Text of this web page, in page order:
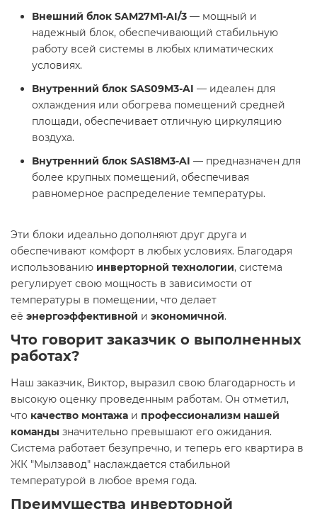
Внешний блок SAM27M1-AI/3 — мощный и
надежный блок, обеспечивающий стабильную
работу всей системы в любых климатических
условиях.
Внутренний блок SAS09M3-AI — идеален для
охлаждения или обогрева помещений средней
площади, обеспечивает отличную циркуляцию
воздуха.
Внутренний блок SAS18M3-AI — предназначен для
более крупных помещений, обеспечивая
равномерное распределение температуры.
Эти блоки идеально дополняют друг друга и
обеспечивают комфорт в любых условиях. Благодаря
использованию инверторной технологии, система
регулирует свою мощность в зависимости от
температуры в помещении, что делает
её энергоэффективной и экономичной.
Что говорит заказчик о выполненных
работах?
Наш заказчик, Виктор, выразил свою благодарность и
высокую оценку проведенным работам. Он отметил,
что качество монтажа и профессионализм нашей
команды значительно превышают его ожидания.
Система работает безупречно, и теперь его квартира в
ЖК "Мылзавод" наслаждается стабильной
температурой в любое время года.
Преимущества инверторной